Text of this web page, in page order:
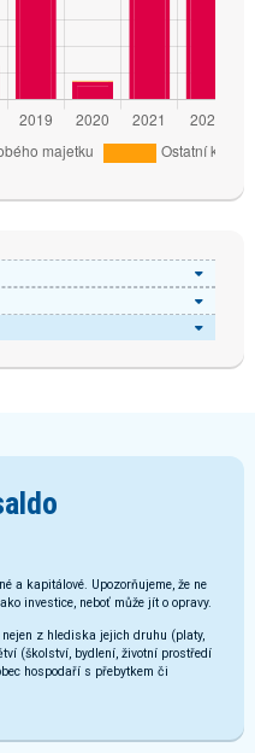
a kapitálové. Upozorňujeme, že ne
investice, neboť může jít o opravy.
z hlediska jejich druhu (platy,
(školství, bydlení, životní prostředí
hospodaří s přebytkem či